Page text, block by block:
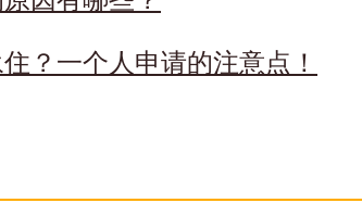
？一个人申请的注意点！